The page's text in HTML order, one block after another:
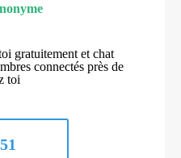
gratuitement et chat
connectés près de
toi